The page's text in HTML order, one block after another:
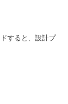
すると、設計プ